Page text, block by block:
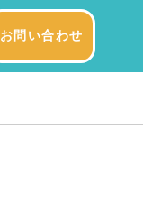
お問い合わせ